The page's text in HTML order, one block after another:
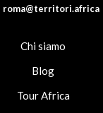
roma@territori.africa
Chi siamo
Blog
Tour Africa